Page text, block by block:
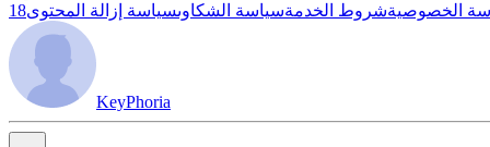
الخصوصيةشروط الخدمةسياسة الشكاوىسياسة إزالة المحتوى
KeyPhoria